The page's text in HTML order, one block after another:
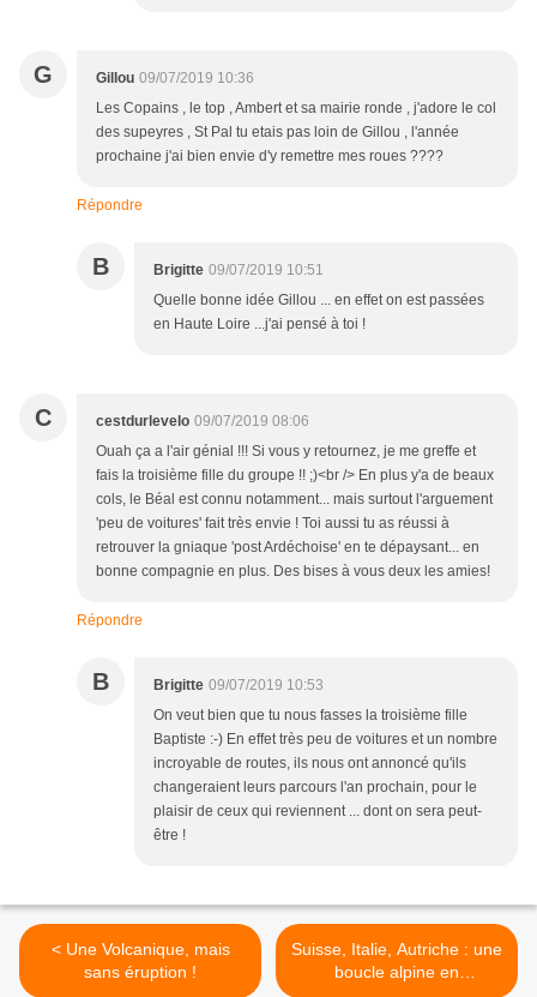
G Gillou 09/07/2019 10:36
Les Copains , le top , Ambert et sa mairie ronde , j'adore le col
des supeyres , St Pal tu etais pas loin de Gillou , l'année
prochaine j'ai bien envie d'y remettre mes roues ????
Répondre
B Brigitte 09/07/2019 10:51
Quelle bonne idée Gillou ... en effet on est passées
en Haute Loire ...j'ai pensé à toi !
C cestdurlevelo 09/07/2019 08:06
Ouah ça a l'air génial !!! Si vous y retournez, je me greffe et
fais la troisième fille du groupe !! ;)<br /> En plus y'a de beaux
cols, le Béal est connu notamment... mais surtout l'arguement
'peu de voitures' fait très envie ! Toi aussi tu as réussi à
retrouver la gniaque 'post Ardéchoise' en te dépaysant... en
bonne compagnie en plus. Des bises à vous deux les amies!
Répondre
B Brigitte 09/07/2019 10:53
On veut bien que tu nous fasses la troisième fille
Baptiste :-) En effet très peu de voitures et un nombre
incroyable de routes, ils nous ont annoncé qu'ils
changeraient leurs parcours l'an prochain, pour le
plaisir de ceux qui reviennent ... dont on sera peut-
être !
< Une Volcanique, mais
sans éruption !
Suisse, Italie, Autriche : une
boucle alpine en